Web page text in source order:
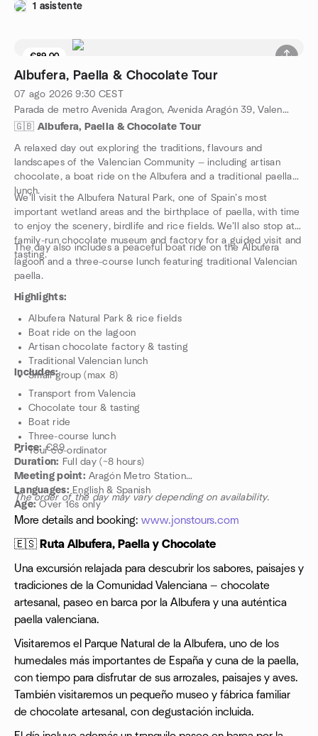
mat if you have one! €7 per class
1 asistente
€89.00
7 asientos restantes
Albufera, Paella & Chocolate Tour
07 ago 2026 9:30 CEST
Parada de metro Avenida Aragon, Avenida Aragón 39, Valencia, ES
🇬🇧 Albufera, Paella & Chocolate Tour
A relaxed day out exploring the traditions, flavours and
landscapes of the Valencian Community — including artisan
chocolate, a boat ride on the Albufera and a traditional paella
lunch.
We’ll visit the Albufera Natural Park, one of Spain’s most
important wetland areas and the birthplace of paella, with time
to enjoy the scenery, birdlife and rice fields. We’ll also stop at a
family-run chocolate museum and factory for a guided visit and
tasting.
The day also includes a peaceful boat ride on the Albufera
lagoon and a three-course lunch featuring traditional Valencian
paella.
Highlights:
Albufera Natural Park & rice fields
Boat ride on the lagoon
Artisan chocolate factory & tasting
Traditional Valencian lunch
Small group (max 8)
Includes:
Transport from Valencia
Chocolate tour & tasting
Boat ride
Three-course lunch
Tour co-ordinator
Price: €89
Duration: Full day (~8 hours)
Meeting point: Aragón Metro Station
Languages: English & Spanish
Age: Over 16s only
The order of the day may vary depending on availability.
More details and booking: www.jonstours.com
🇪🇸 Ruta Albufera, Paella y Chocolate
Una excursión relajada para descubrir los sabores, paisajes y
tradiciones de la Comunidad Valenciana — chocolate
artesanal, paseo en barca por la Albufera y una auténtica
paella valenciana.
Visitaremos el Parque Natural de la Albufera, uno de los
humedales más importantes de España y cuna de la paella,
con tiempo para disfrutar de sus arrozales, paisajes y aves.
También visitaremos un pequeño museo y fábrica familiar
de chocolate artesanal, con degustación incluida.